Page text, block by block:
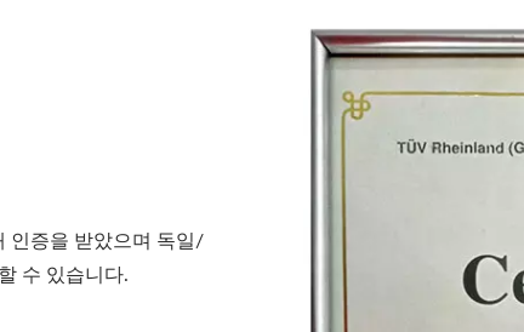
인증을 받았으며 독일/
수 있습니다.